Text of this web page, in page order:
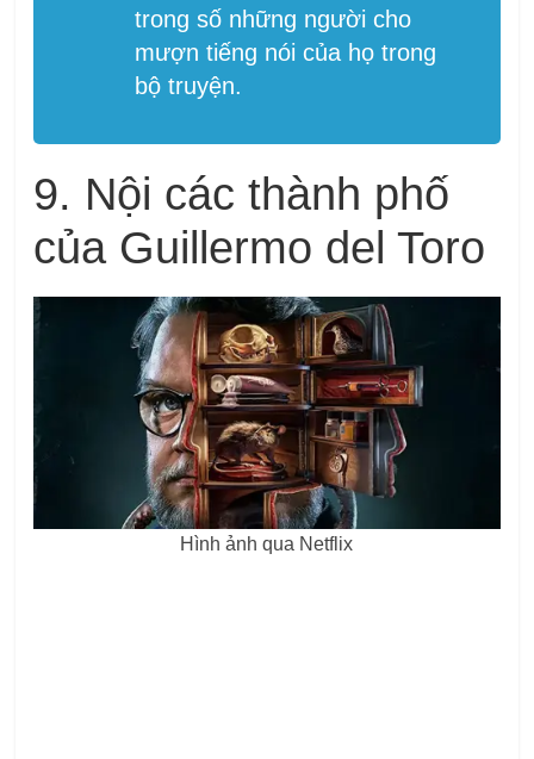
trong số những người cho
mượn tiếng nói của họ trong
bộ truyện.
9. Nội các thành phố
của Guillermo del Toro
Hình ảnh qua Netflix